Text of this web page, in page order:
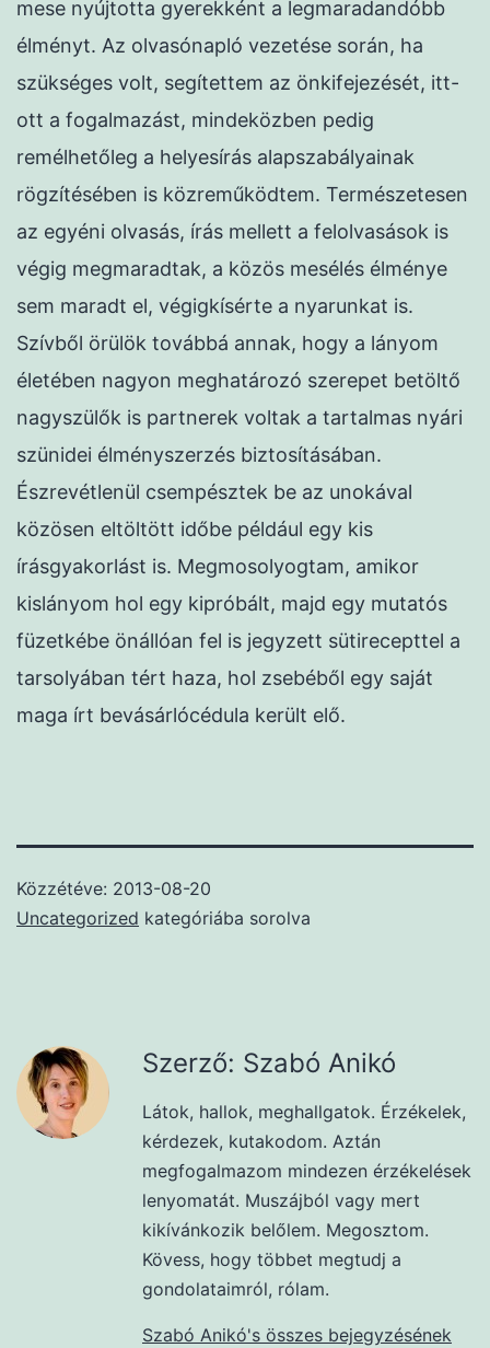
mese nyújtotta gyerekként a legmaradandóbb
élményt. Az olvasónapló vezetése során, ha
szükséges volt, segítettem az önkifejezését, itt-
ott a fogalmazást, mindeközben pedig
remélhetőleg a helyesírás alapszabályainak
rögzítésében is közreműködtem. Természetesen
az egyéni olvasás, írás mellett a felolvasások is
végig megmaradtak, a közös mesélés élménye
sem maradt el, végigkísérte a nyarunkat is.
Szívből örülök továbbá annak, hogy a lányom
életében nagyon meghatározó szerepet betöltő
nagyszülők is partnerek voltak a tartalmas nyári
szünidei élményszerzés biztosításában.
Észrevétlenül csempésztek be az unokával
közösen eltöltött időbe például egy kis
írásgyakorlást is. Megmosolyogtam, amikor
kislányom hol egy kipróbált, majd egy mutatós
füzetkébe önállóan fel is jegyzett sütirecepttel a
tarsolyában tért haza, hol zsebéből egy saját
maga írt bevásárlócédula került elő.
Közzétéve: 2013-08-20
Uncategorized kategóriába sorolva
Szerző: Szabó Anikó
Látok, hallok, meghallgatok. Érzékelek,
kérdezek, kutakodom. Aztán
megfogalmazom mindezen érzékelések
lenyomatát. Muszájból vagy mert
kikívánkozik belőlem. Megosztom.
Kövess, hogy többet megtudj a
gondolataimról, rólam.
Szabó Anikó's összes bejegyzésének